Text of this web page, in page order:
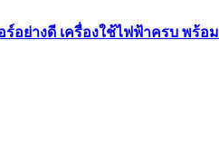
ย่างดี เครื่องใช้ไฟฟ้าครบ พร้อม